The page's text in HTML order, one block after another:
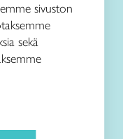
sivuston
sekä